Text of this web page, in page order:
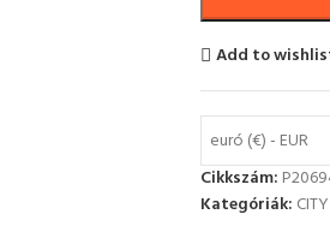
Add to
euró (€) - EUR
Cikkszám:
Kategóriák: